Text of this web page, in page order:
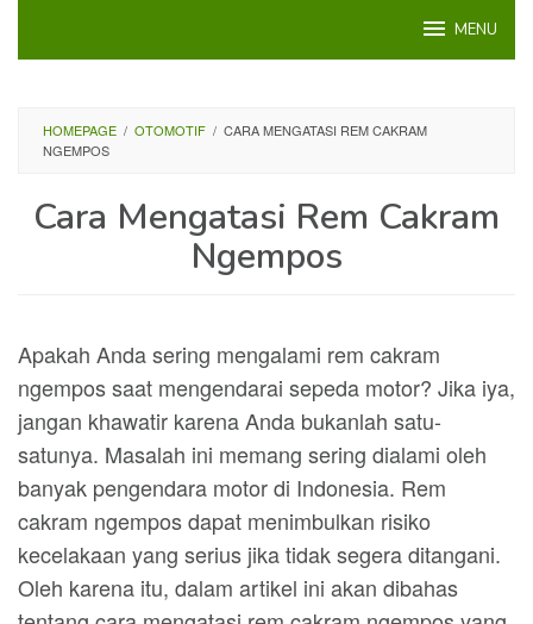
MENU
HOMEPAGE / OTOMOTIF / CARA MENGATASI REM CAKRAM
NGEMPOS
Cara Mengatasi Rem Cakram
Ngempos
Apakah Anda sering mengalami rem cakram
ngempos saat mengendarai sepeda motor? Jika iya,
jangan khawatir karena Anda bukanlah satu-
satunya. Masalah ini memang sering dialami oleh
banyak pengendara motor di Indonesia. Rem
cakram ngempos dapat menimbulkan risiko
kecelakaan yang serius jika tidak segera ditangani.
Oleh karena itu, dalam artikel ini akan dibahas